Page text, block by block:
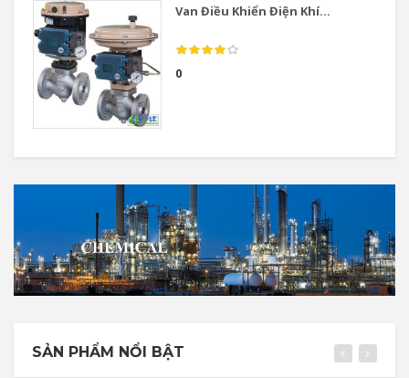
Van Điều Khiển Điện Khí...
0
SẢN PHẨM NỔI BẬT